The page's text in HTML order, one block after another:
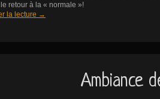
retour à la « normale »!
la lecture →
Ambiance